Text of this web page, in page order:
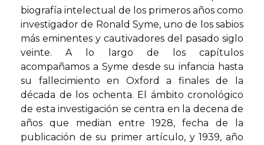
biografía intelectual de los primeros años como
investigador de Ronald Syme, uno de los sabios
más eminentes y cautivadores del pasado siglo
veinte. A lo largo de los capítulos
acompañamos a Syme desde su infancia hasta
su fallecimiento en Oxford a finales de la
década de los ochenta. El ámbito cronológico
de esta investigación se centra en la decena de
años que median entre 1928, fecha de la
publicación de su primer artículo, y 1939, año